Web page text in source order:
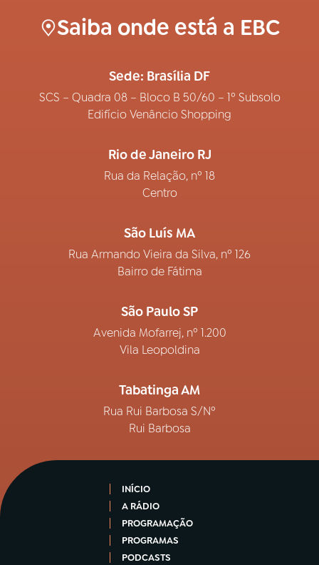
Saiba onde está a EBC
Sede: Brasília DF
SCS – Quadra 08 – Bloco B 50/60 – 1º Subsolo
Edifício Venâncio Shopping
Rio de Janeiro RJ
Rua da Relação, nº 18
Centro
São Luís MA
Rua Armando Vieira da Silva, nº 126
Bairro de Fátima
São Paulo SP
Avenida Mofarrej, nº 1.200
Vila Leopoldina
Tabatinga AM
Rua Rui Barbosa S/Nº
Rui Barbosa
INÍCIO
A RÁDIO
PROGRAMAÇÃO
PROGRAMAS
PODCASTS